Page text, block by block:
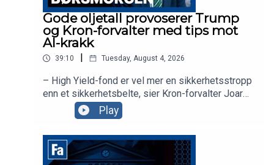
Gode oljetall provoserer Trump
og Kron-forvalter med tips mot
AI-krakk
39:10 Tuesday, August 4, 2026
– High Yield-fond er vel mer en sikkerhetsstropp
enn et sikkerhetsbelte, sier Kron-forvalter Joar
Hagatun som diskuterer strategier for de som er
redd for et AI-krakk. Sammen med
aksjekommentator Karl Johan Molnes ser vi
nærmere på dagens nyheter, inkludert ferske tall
fra BP og kursfallet i Norse.
Play